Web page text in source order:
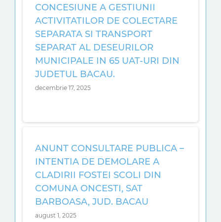
CONCESIUNE A GESTIUNII
ACTIVITATILOR DE COLECTARE
SEPARATA SI TRANSPORT
SEPARAT AL DESEURILOR
MUNICIPALE IN 65 UAT-URI DIN
JUDETUL BACAU.
decembrie 17, 2025
ANUNT CONSULTARE PUBLICA –
INTENTIA DE DEMOLARE A
CLADIRII FOSTEI SCOLI DIN
COMUNA ONCESTI, SAT
BARBOASA, JUD. BACAU
august 1, 2025